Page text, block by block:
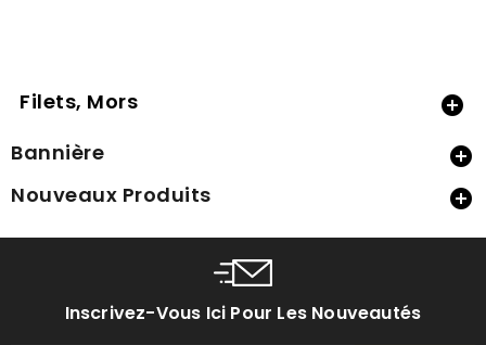
Filets, Mors 
Bannière 
Nouveaux Produits 
Inscrivez-Vous Ici Pour Les Nouveautés